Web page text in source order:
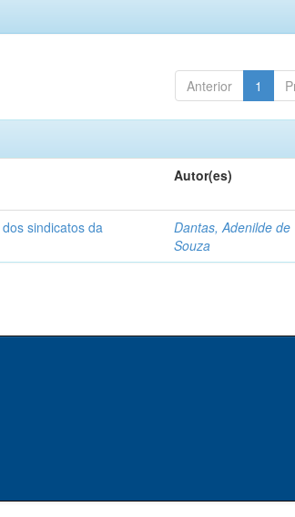
Anterior 1
Autor(es)
sindicatos da
Dantas, Adenilde de
Souza